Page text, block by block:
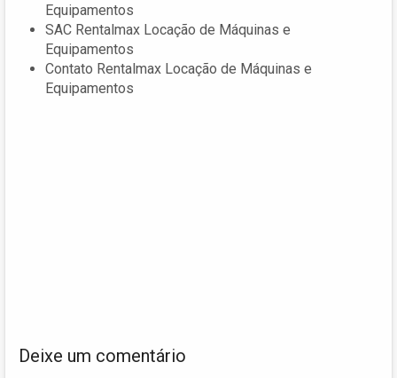
Equipamentos
SAC Rentalmax Locação de Máquinas e
Equipamentos
Contato Rentalmax Locação de Máquinas e
Equipamentos
Deixe um comentário